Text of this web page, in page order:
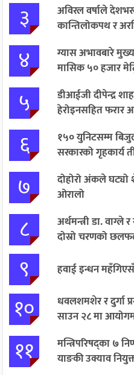
३
अविरल वर्षाले
कान्तिलोकपथ र
४
ग्यास अभावबारे
मासिक ५० हजार
५
डीआईजी दीपेन्द्र
हेरोइनसहित फरार
६
१५० युनिटसम्म
सरकारको गृहकार्य
७
दोहोरो अंकले
ओरालो
८
अर्थमन्त्री डा. वाग्ले
दोस्रो चरणको
९ हवाई इन्धन
१०
धवलशमशेर र दुर्गा
साउन २८ मा
११
मन्त्रिपरिषद्का ७
याङकी उक्याव